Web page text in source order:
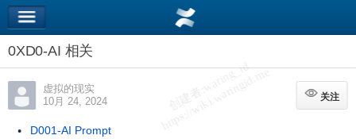
0XD0-AI 相关
虚拟的现实
10月 24, 2024
关注
关注
D001-AI Prompt